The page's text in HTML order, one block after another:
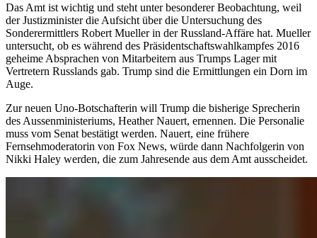
Das Amt ist wichtig und steht unter besonderer Beobachtung, weil
der Justizminister die Aufsicht über die Untersuchung des
Sonderermittlers Robert Mueller in der Russland-Affäre hat. Mueller
untersucht, ob es während des Präsidentschaftswahlkampfes 2016
geheime Absprachen von Mitarbeitern aus Trumps Lager mit
Vertretern Russlands gab. Trump sind die Ermittlungen ein Dorn im
Auge.
Zur neuen Uno-Botschafterin will Trump die bisherige Sprecherin
des Aussenministeriums, Heather Nauert, ernennen. Die Personalie
muss vom Senat bestätigt werden. Nauert, eine frühere
Fernsehmoderatorin von Fox News, würde dann Nachfolgerin von
Nikki Haley werden, die zum Jahresende aus dem Amt ausscheidet.